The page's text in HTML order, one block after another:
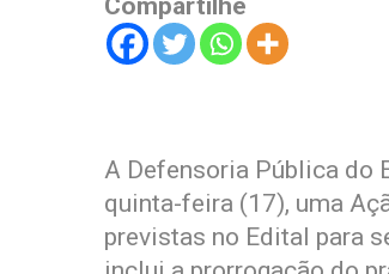
Compartilhe
A Defensoria Pública do
quinta-feira (17), uma
previstas no Edital para